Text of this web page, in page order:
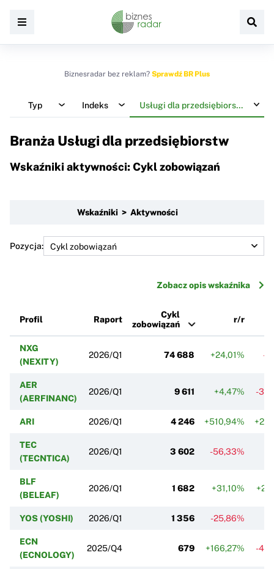
Biznesradar bez reklam? Sprawdź BR Plus
Typ Indeks Usługi dla przedsiębiorstw
Branża Usługi dla przedsiębiorstw
Wskaźniki aktywności: Cykl zobowiązań
Wskaźniki > Aktywności
Pozycja:
Zobacz opis wskaźnika
Profil Raport
Cykl
zobowiązań
r/r
NXG
(NEXITY)
2026/Q1 74 688 +24,01% -
AER
(AERFINANC)
2026/Q1 9 611 +4,47% -
ARI 2026/Q1 4 246 +510,94%
TEC
(TECNTICA)
2026/Q1 3 602 -56,33%
BLF
(BELEAF)
2026/Q1 1 682 +31,10%
YOS (YOSHI) 2026/Q1 1 356 -25,86%
ECN
(ECNOLOGY)
2025/Q4 679 +166,27% -